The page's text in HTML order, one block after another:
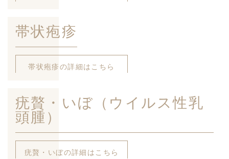
帯状疱疹
帯状疱疹の詳細はこちら
疣贅・いぼ（ウイルス性乳
頭腫）
疣贅・いぼの詳細はこちら